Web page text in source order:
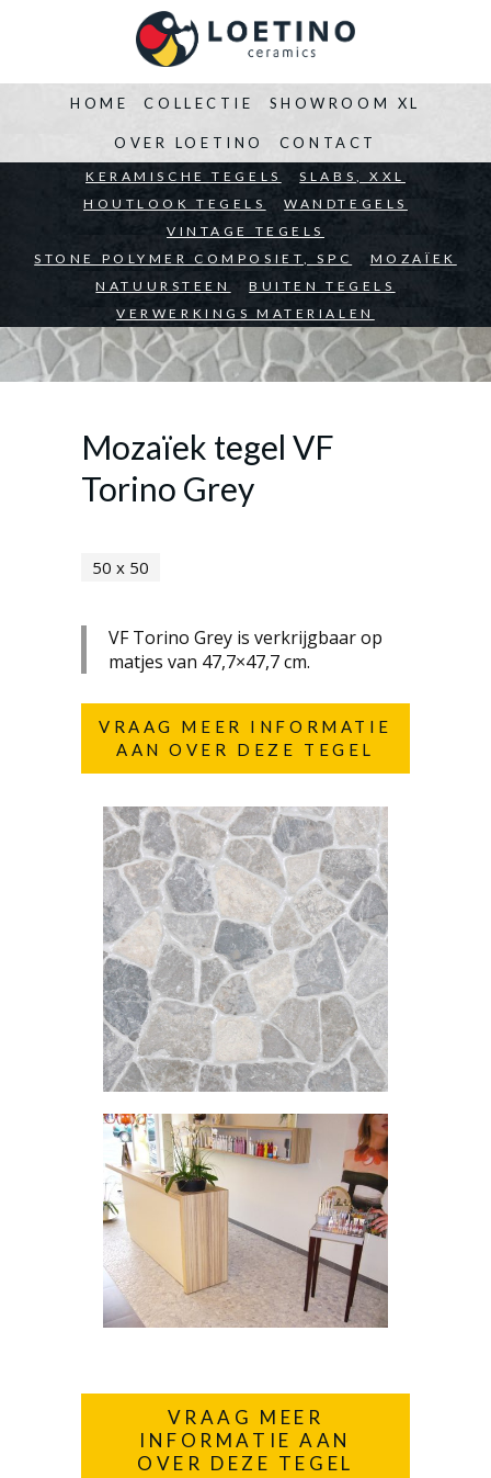
HOME
BEDRIJVEN ARCHITECTEN PARTICULIEREN
COLLECTIE
KERAMISCHE TEGELS
SLABS, XXL
HOUTLOOK TEGELS
WANDTEGELS
VINTAGE TEGELS
STONE POLYMER COMPOSIET, SPC
MOZAÏEK
NATUURSTEEN
BUITEN TEGELS
VERWERKINGS MATERIALEN
SHOWROOM XL
OVER LOETINO CONTACT
Mozaïek tegel VF
Torino Grey
50 x 50
VF Torino Grey is verkrijgbaar op
matjes van 47,7×47,7 cm.
VRAAG MEER INFORMATIE
AAN OVER DEZE TEGEL
VRAAG MEER
INFORMATIE AAN
OVER DEZE TEGEL